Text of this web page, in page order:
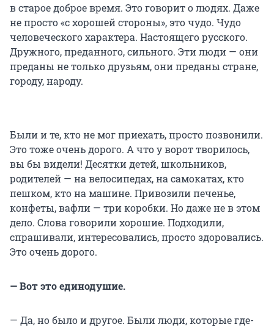
в старое доброе время. Это говорит о людях. Даже
не просто «с хорошей стороны», это чудо. Чудо
человеческого характера. Настоящего русского.
Дружного, преданного, сильного. Эти люди — они
преданы не только друзьям, они преданы стране,
городу, народу.
Были и те, кто не мог приехать, просто позвонили.
Это тоже очень дорого. А что у ворот творилось,
вы бы видели! Десятки детей, школьников,
родителей — на велосипедах, на самокатах, кто
пешком, кто на машине. Привозили печенье,
конфеты, вафли — три коробки. Но даже не в этом
дело. Слова говорили хорошие. Подходили,
спрашивали, интересовались, просто здоровались.
Это очень дорого.
— Вот это единодушие.
— Да, но было и другое. Были люди, которые где-